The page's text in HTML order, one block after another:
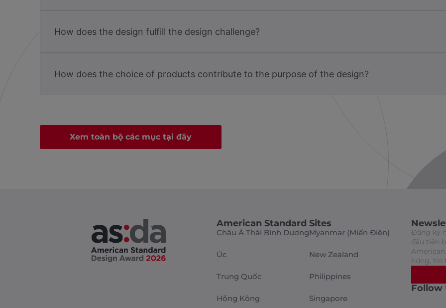
How does the design fulfill the design challenge?
How does the choice of products contribute to the purpose of the design?
Xem toàn bộ các mục tại đây
American Standard Sites
Châu Á Thái Bình Dương
Úc
Trung Quốc
Hồng Kông
Myanmar (Miến Điện)
New Zealand
Philippines
Singapore
Đăng ký
đầu tiên
hứng, tin
Follow